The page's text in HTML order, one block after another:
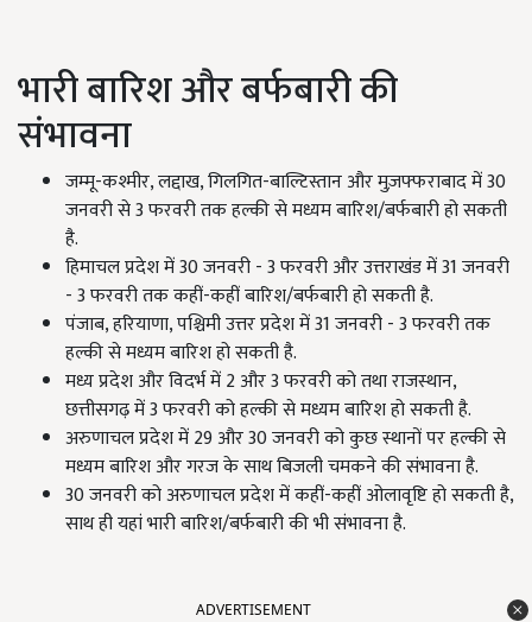
भारी बारिश और बर्फबारी की
संभावना
जम्मू-कश्मीर, लद्दाख, गिलगित-बाल्टिस्तान और मुज़फ्फराबाद में 30
जनवरी से 3 फरवरी तक हल्की से मध्यम बारिश/बर्फबारी हो सकती
है.
हिमाचल प्रदेश में 30 जनवरी - 3 फरवरी और उत्तराखंड में 31 जनवरी
- 3 फरवरी तक कहीं-कहीं बारिश/बर्फबारी हो सकती है.
पंजाब, हरियाणा, पश्चिमी उत्तर प्रदेश में 31 जनवरी - 3 फरवरी तक
हल्की से मध्यम बारिश हो सकती है.
मध्य प्रदेश और विदर्भ में 2 और 3 फरवरी को तथा राजस्थान,
छत्तीसगढ़ में 3 फरवरी को हल्की से मध्यम बारिश हो सकती है.
अरुणाचल प्रदेश में 29 और 30 जनवरी को कुछ स्थानों पर हल्की से
मध्यम बारिश और गरज के साथ बिजली चमकने की संभावना है.
30 जनवरी को अरुणाचल प्रदेश में कहीं-कहीं ओलावृष्टि हो सकती है,
साथ ही यहां भारी बारिश/बर्फबारी की भी संभावना है.
ADVERTISEMENT